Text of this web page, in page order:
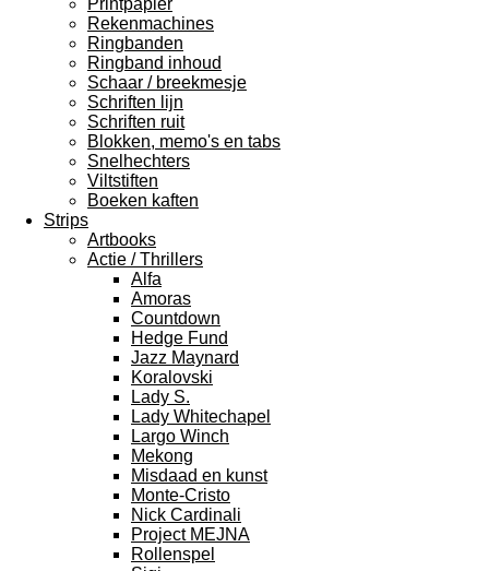
Printpapier
Rekenmachines
Ringbanden
Ringband inhoud
Schaar / breekmesje
Schriften lijn
Schriften ruit
Blokken, memo's en tabs
Snelhechters
Viltstiften
Boeken kaften
Strips
Artbooks
Actie / Thrillers
Alfa
Amoras
Countdown
Hedge Fund
Jazz Maynard
Koralovski
Lady S.
Lady Whitechapel
Largo Winch
Mekong
Misdaad en kunst
Monte-Cristo
Nick Cardinali
Project MEJNA
Rollenspel